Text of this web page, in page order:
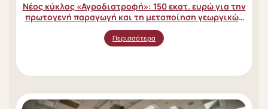
Νέος κύκλος «Αγροδιατροφή»: 150 εκατ. ευρώ για την
πρωτογενή παραγωγή και τη μεταποίηση γεωργικών
προϊόντων
Περισσότερα